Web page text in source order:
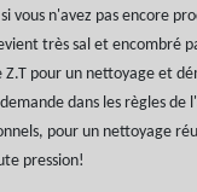
vous n'avez pas encore
très sal et encombré
pour un nettoyage et
dans les règles de
pour un nettoyage
pression!